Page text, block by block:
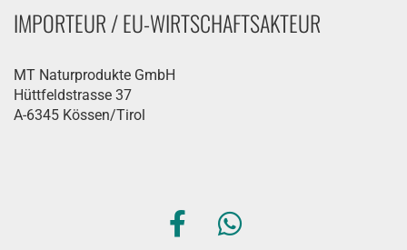
IMPORTEUR / EU-WIRTSCHAFTSAKTEUR
MT Naturprodukte GmbH
Hüttfeldstrasse 37
A-6345 Kössen/Tirol